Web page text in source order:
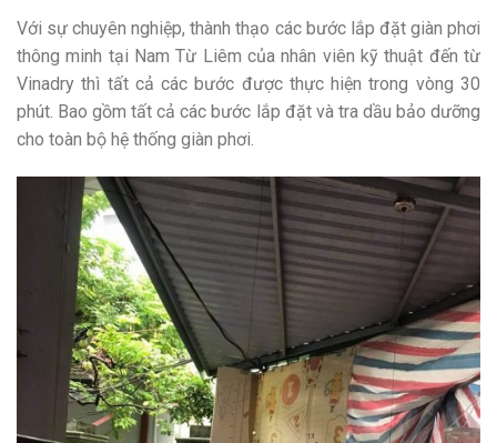
Với sự chuyên nghiệp, thành thạo các bước lắp đặt giàn phơi
thông minh tại Nam Từ Liêm của nhân viên kỹ thuật đến từ
Vinadry thì tất cả các bước được thực hiện trong vòng 30
phút. Bao gồm tất cả các bước lắp đặt và tra dầu bảo dưỡng
cho toàn bộ hệ thống giàn phơi.